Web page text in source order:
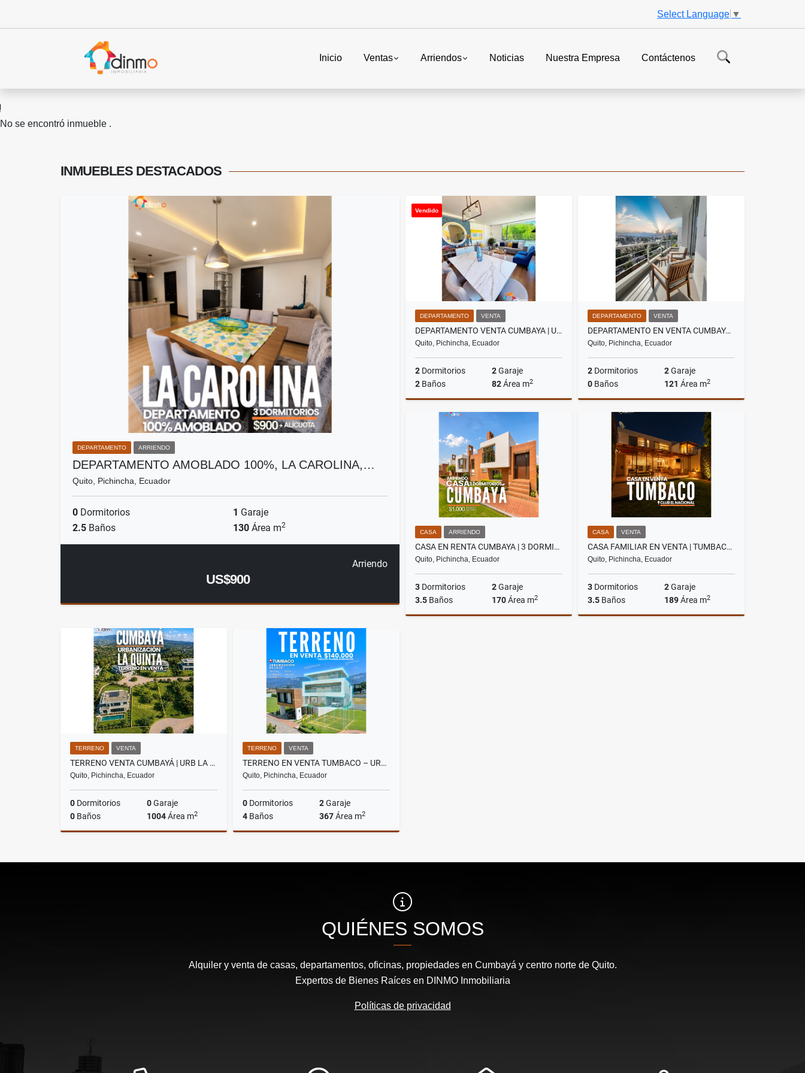
Select Language ▼
Inicio Ventas Arriendos Noticias Nuestra Empresa Contáctenos
No se encontró inmueble .
INMUEBLES DESTACADOS
DEPARTAMENTO ARRIENDO
DEPARTAMENTO AMOBLADO 100%, LA CAROLINA,…
Quito, Pichincha, Ecuador
0 Dormitorios 1 Garaje
2.5 Baños 130 Área m2
Arriendo
US$900
Vendido
DEPARTAMENTO VENTA
DEPARTAMENTO VENTA CUMBAYA | URBANIZACION PRIVADA | 2 DORMITORIOS
Quito, Pichincha, Ecuador
2 Dormitorios 2Garaje
2 Baños 82Área m2
US$140,000
DEPARTAMENTO VENTA
DEPARTAMENTO EN VENTA CUMBAYÁ | UBICACIÓN EXCLUSIVA, EN URBANIZACIÓN
Quito, Pichincha, Ecuador
2 Dormitorios 2Garaje
0 Baños 121 Área m2
CASA ARRIENDO
CASA EN RENTA CUMBAYA | 3 DORMITORIOS | SEGURIDAD | CERCA USFQ
Quito, Pichincha, Ecuador
3 Dormitorios 2Garaje
3.5 Baños 170Área m2
CASA VENTA
CASA FAMILIAR EN VENTA | TUMBACO – CLUB EL NACIONAL | DOBLE SEGURIDAD
Quito, Pichincha, Ecuador
3 Dormitorios 2Garaje
3.5 Baños 189Área m2
TERRENO VENTA
TERRENO VENTA CUMBAYÁ | URB LA QUINTA | VISTA PANORAMICA | 1.000 M2
Quito, Pichincha, Ecuador
0 Dormitorios 0Garaje
0 Baños 1004Área m2
US$420,000
TERRENO VENTA
TERRENO EN VENTA TUMBACO – URBANIZACIÓN – LA VIÑA ALTA (CLUB PRIVADO)
Quito, Pichincha, Ecuador
0 Dormitorios 2Garaje
4 Baños 367Área m2
US$140,000
QUIÉNES SOMOS
Alquiler y venta de casas, departamentos, oficinas, propiedades en Cumbayá y centro norte de Quito.
Expertos de Bienes Raíces en DINMO Inmobiliaria
Políticas de privacidad